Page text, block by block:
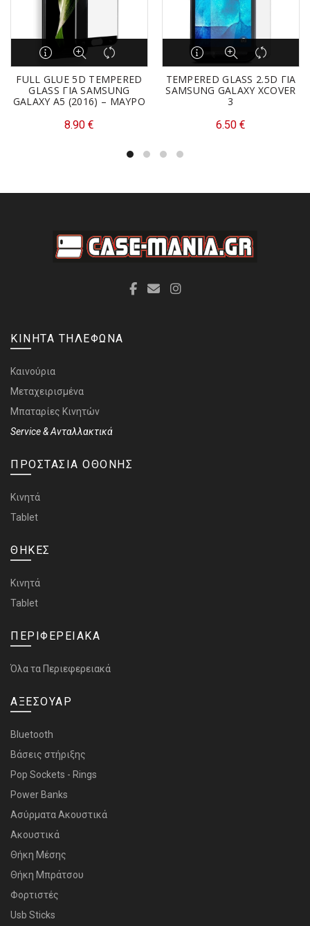
FULL GLUE 5D TEMPERED
GLASS ΓΙΑ SAMSUNG
GALAXY A5 (2016) – ΜΑΥΡΟ
8.90 €
TEMPERED GLASS 2.5D ΓΙΑ
SAMSUNG GALAXY XCOVER
3
6.50 €
ΚΙΝΗΤΑ ΤΗΛΕΦΩΝΑ
Καινούρια
Μεταχειρισμένα
Μπαταρίες Κινητών
Service & Ανταλλακτικά
ΠΡΟΣΤΑΣΙΑ ΟΘΟΝΗΣ
Κινητά
Tablet
ΘΗΚΕΣ
Κινητά
Tablet
ΠΕΡΙΦΕΡΕΙΑΚΑ
Όλα τα Περιεφερειακά
ΑΞΕΣΟΥΑΡ
Bluetooth
Bάσεις στήριξης
Pop Sockets - Rings
Power Banks
Ασύρματα Ακουστικά
Ακουστικά
Θήκη Μέσης
Θήκη Μπράτσου
Φορτιστές
Usb Sticks